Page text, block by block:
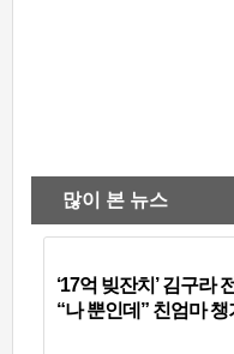
많이 본 뉴스
‘17억 빚잔치’ 김구라
“나 뿐인데” 친엄마